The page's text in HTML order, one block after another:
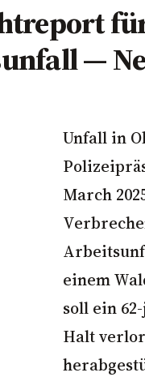
—
Unfall in
March
einem
soll ein
Halt